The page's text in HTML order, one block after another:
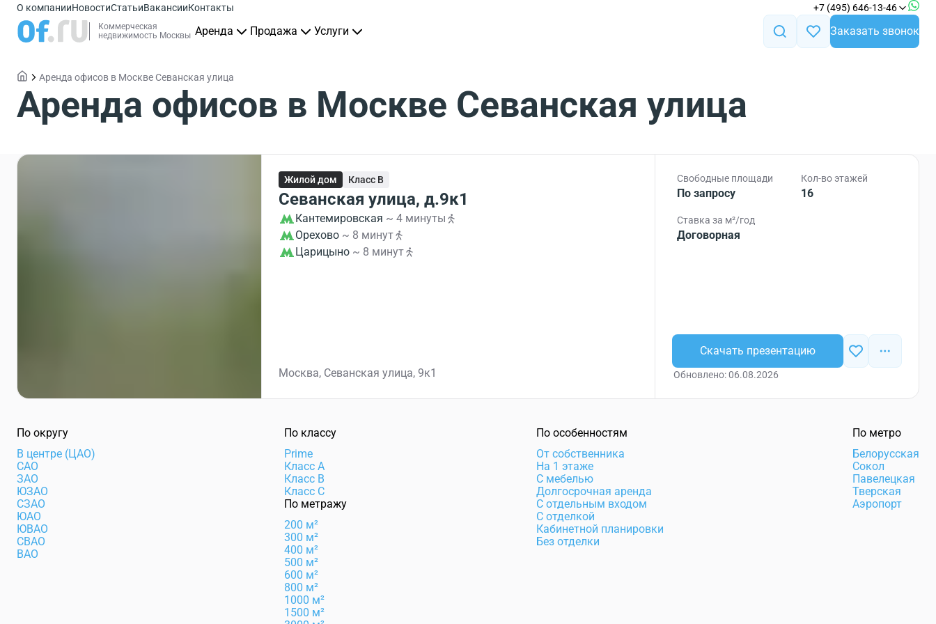
О компанииНовостиСтатьиВакансииКонтакты +7 (495) 646-13-46
Коммерческая
недвижимость Москвы Аренда Продажа Услуги Заказать звонок
Аренда офисов в Москве Севанская улица
Аренда офисов в Москве Севанская улица
Жилой дом Класс B
Севанская улица, д.9к1
Кантемировская ~ 4 минуты
Орехово ~ 8 минут
Царицыно ~ 8 минут
Москва, Севанская улица, 9к1
Свободные площади
По запросу
Кол-во этажей
16
Ставка за м²/год
Договорная
Скачать презентацию
Обновлено: 06.08.2026
По округу
В центре (ЦАО)
САО
ЗАО
ЮЗАО
СЗАО
ЮАО
ЮВАО
СВАО
ВАО
По классу
Prime
Класс А
Класс B
Класс C
По метражу
200 м²
300 м²
400 м²
500 м²
600 м²
800 м²
1000 м²
1500 м²
По особенностям
От собственника
На 1 этаже
С мебелью
Долгосрочная аренда
С отдельным входом
С отделкой
Кабинетной планировки
Без отделки
По метро
Белорусская
Сокол
Павелецкая
Тверская
Аэропорт